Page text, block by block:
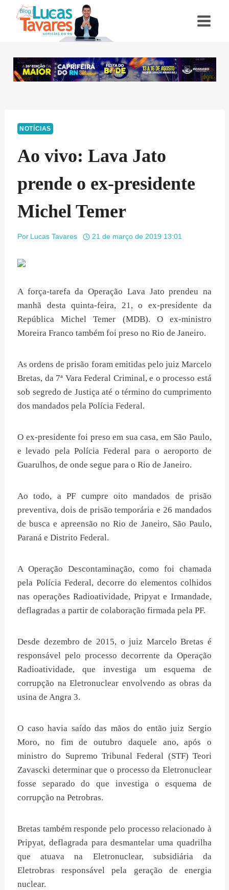
NOTÍCIAS
Ao vivo: Lava Jato
prende o ex-presidente
Michel Temer
Por Lucas Tavares 21 de março de 2019 13:01
A força-tarefa da Operação Lava Jato prendeu na
manhã desta quinta-feira, 21, o ex-presidente da
República Michel Temer (MDB). O ex-ministro
Moreira Franco também foi preso no Rio de Janeiro.
As ordens de prisão foram emitidas pelo juiz Marcelo
Bretas, da 7ª Vara Federal Criminal, e o processo está
sob segredo de Justiça até o término do cumprimento
dos mandados pela Polícia Federal.
O ex-presidente foi preso em sua casa, em São Paulo,
e levado pela Polícia Federal para o aeroporto de
Guarulhos, de onde segue para o Rio de Janeiro.
Ao todo, a PF cumpre oito mandados de prisão
preventiva, dois de prisão temporária e 26 mandados
de busca e apreensão no Rio de Janeiro, São Paulo,
Paraná e Distrito Federal.
A Operação Descontaminação, como foi chamada
pela Polícia Federal, decorre do elementos colhidos
nas operações Radioatividade, Pripyat e Irmandade,
deflagradas a partir de colaboração firmada pela PF.
Desde dezembro de 2015, o juiz Marcelo Bretas é
responsável pelo processo decorrente da Operação
Radioatividade, que investiga um esquema de
corrupção na Eletronuclear envolvendo as obras da
usina de Angra 3.
O caso havia saído das mãos do então juiz Sergio
Moro, no fim de outubro daquele ano, após o
ministro do Supremo Tribunal Federal (STF) Teori
Zavascki determinar que o processo da Eletronuclear
fosse separado do que investiga o esquema de
corrupção na Petrobras.
Bretas também responde pelo processo relacionado à
Pripyat, deflagrada para desmantelar uma quadrilha
que atuava na Eletronuclear, subsidiária da
Eletrobras responsável pela geração de energia
nuclear.